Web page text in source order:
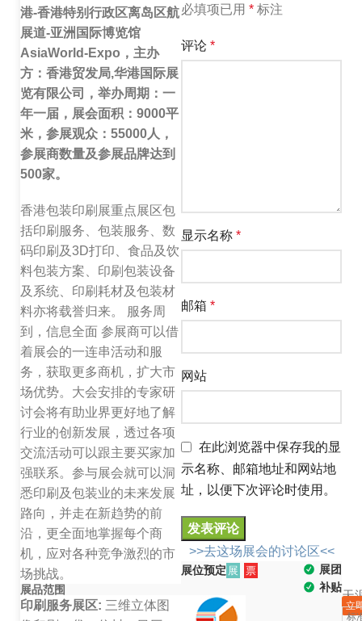
港-香港特别行政区离岛区航
展道-亚洲国际博览馆
AsiaWorld-Expo，主办
方：香港贸发局,华港国际展
览有限公司，举办周期：一
年一届，展会面积：9000平
米，参展观众：55000人，
参展商数量及参展品牌达到
500家。
香港包装印刷展重点展区包
括印刷服务、包装服务、数
码印刷及3D打印、食品及饮
料包装方案、印刷包装设备
及系统、印刷耗材及包装材
料亦将载誉归来。 服务周
到，信息全面 参展商可以借
着展会的一连串活动和服
务，获取更多商机，扩大市
场优势。大会安排的专家研
讨会将有助业界更好地了解
行业的创新发展，透过各项
交流活动可以跟主要买家加
强联系。参与展会就可以洞
悉印刷及包装业的未来发展
路向，并走在新趋势的前
沿，更全面地掌握每个商
机，应对各种竞争激烈的市
场挑战。
展品范围
印刷服务展区: 三维立体图
必填项已用 * 标注
评论 *
显示名称 *
邮箱 *
网站
在此浏览器中保存我的显
示名称、邮箱地址和网站地
址，以便下次评论时使用。
>>去这场展会的讨论区<<
展位预定 展 票
展团
补贴
天
立
标